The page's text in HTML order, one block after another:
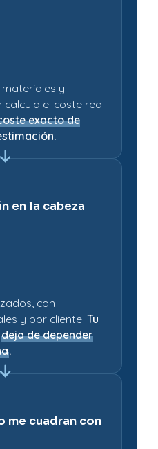
materiales y
calcula el coste real
exacto de
en la cabeza
con
y por cliente.Tu
deja de depender
.
me cuadran con